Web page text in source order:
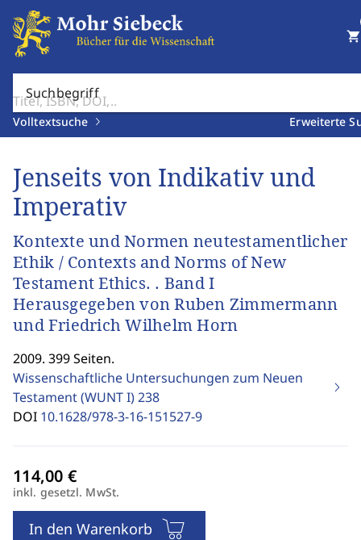
Suchbegriff
Volltextsuche Erweiterte
shopping_cart
Jenseits von Indikativ und
Imperativ
Kontexte und Normen neutestamentlicher
Ethik / Contexts and Norms of New
Testament Ethics. . Band I
Herausgegeben von Ruben Zimmermann
und Friedrich Wilhelm Horn
2009. 399 Seiten.
Wissenschaftliche Untersuchungen zum Neuen
Testament (WUNT I)238
DOI 10.1628/978-3-16-151527-9
inkl. gesetzl. MwSt.
In den Warenkorb